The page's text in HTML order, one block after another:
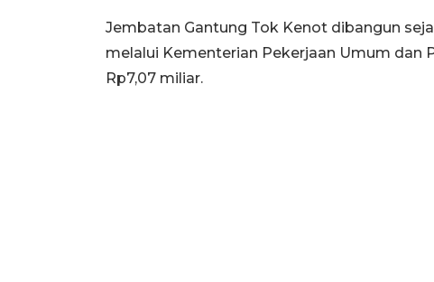
Jembatan Gantung Tok Kenot dibangun
melalui Kementerian Pekerjaan Umum dan
Rp7,07 miliar.